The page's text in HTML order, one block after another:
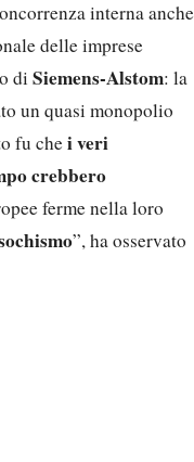
interna anche
delle imprese
di Siemens-Alstom: la
un quasi monopolio
fu chei veri
crebbero
ferme nella loro
”, ha osservato